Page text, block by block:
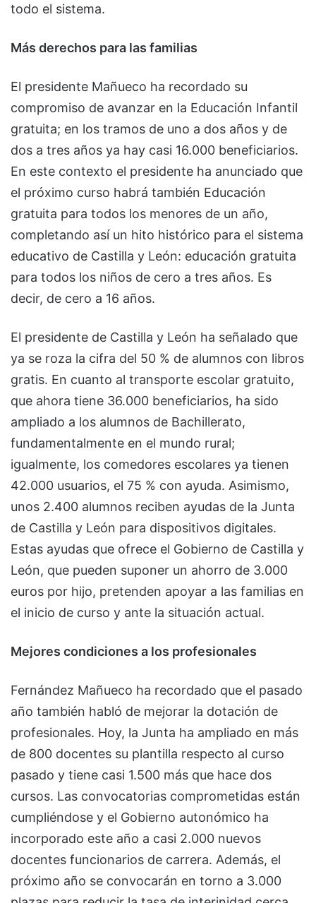
todo el sistema.
Más derechos para las familias
El presidente Mañueco ha recordado su
compromiso de avanzar en la Educación Infantil
gratuita; en los tramos de uno a dos años y de
dos a tres años ya hay casi 16.000 beneficiarios.
En este contexto el presidente ha anunciado que
el próximo curso habrá también Educación
gratuita para todos los menores de un año,
completando así un hito histórico para el sistema
educativo de Castilla y León: educación gratuita
para todos los niños de cero a tres años. Es
decir, de cero a 16 años.
El presidente de Castilla y León ha señalado que
ya se roza la cifra del 50 % de alumnos con libros
gratis. En cuanto al transporte escolar gratuito,
que ahora tiene 36.000 beneficiarios, ha sido
ampliado a los alumnos de Bachillerato,
fundamentalmente en el mundo rural;
igualmente, los comedores escolares ya tienen
42.000 usuarios, el 75 % con ayuda. Asimismo,
unos 2.400 alumnos reciben ayudas de la Junta
de Castilla y León para dispositivos digitales.
Estas ayudas que ofrece el Gobierno de Castilla y
León, que pueden suponer un ahorro de 3.000
euros por hijo, pretenden apoyar a las familias en
el inicio de curso y ante la situación actual.
Mejores condiciones a los profesionales
Fernández Mañueco ha recordado que el pasado
año también habló de mejorar la dotación de
profesionales. Hoy, la Junta ha ampliado en más
de 800 docentes su plantilla respecto al curso
pasado y tiene casi 1.500 más que hace dos
cursos. Las convocatorias comprometidas están
cumpliéndose y el Gobierno autonómico ha
incorporado este año a casi 2.000 nuevos
docentes funcionarios de carrera. Además, el
próximo año se convocarán en torno a 3.000